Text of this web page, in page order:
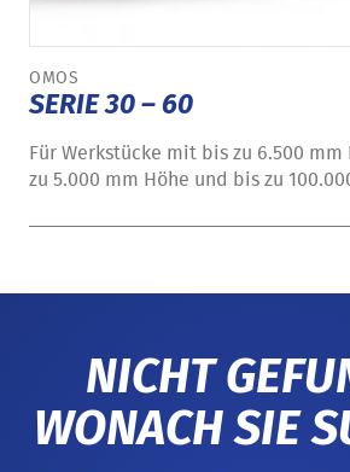
OMOS
SERIE 30 – 60
Für Werkstücke mit bis zu 6.500 mm
zu 5.000 mm Höhe und bis zu
NICHT
WONACH SIE